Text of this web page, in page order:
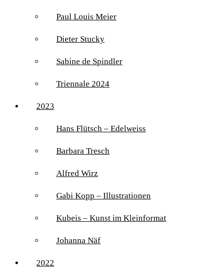
Paul Louis Meier
Dieter Stucky
Sabine de Spindler
Triennale 2024
2023
Hans Flütsch – Edelweiss
Barbara Tresch
Alfred Wirz
Gabi Kopp – Illustrationen
Kubeis – Kunst im Kleinformat
Johanna Näf
2022